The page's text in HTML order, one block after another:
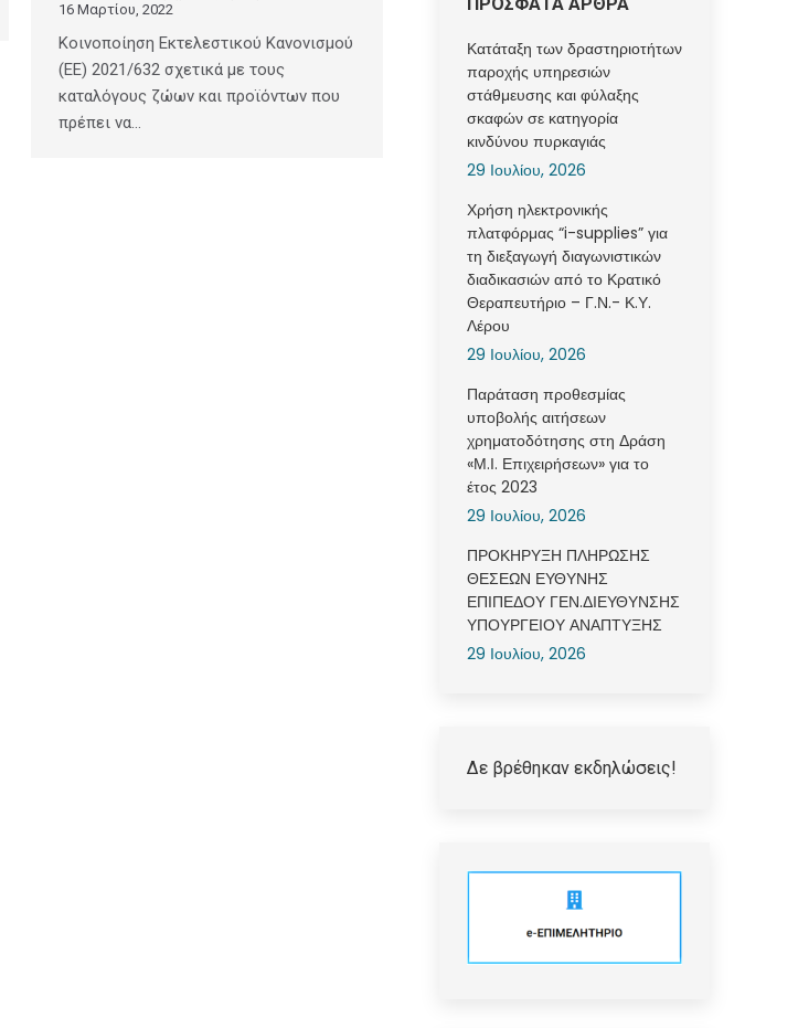
16 Μαρτίου, 2022
Κοινοποίηση Εκτελεστικού Κανονισμού
(ΕΕ) 2021/632 σχετικά με τους
καταλόγους ζώων και προϊόντων που
πρέπει να…
Κατάταξη των δραστηριοτήτων
παροχής υπηρεσιών
στάθμευσης και φύλαξης
σκαφών σε κατηγορία
κινδύνου πυρκαγιάς
29 Ιουλίου, 2026
Χρήση ηλεκτρονικής
πλατφόρμας “i-supplies” για
τη διεξαγωγή διαγωνιστικών
διαδικασιών από το Κρατικό
Θεραπευτήριο – Γ.Ν.- Κ.Υ.
Λέρου
29 Ιουλίου, 2026
Παράταση προθεσμίας
υποβολής αιτήσεων
χρηματοδότησης στη Δράση
«Μ.Ι. Επιχειρήσεων» για το
έτος 2023
29 Ιουλίου, 2026
ΠΡΟΚΗΡΥΞΗ ΠΛΗΡΩΣΗΣ
ΘΕΣΕΩΝ ΕΥΘΥΝΗΣ
ΕΠΙΠΕΔΟΥ ΓΕΝ.ΔΙΕΥΘΥΝΣΗΣ
ΥΠΟΥΡΓΕΙΟΥ ΑΝΑΠΤΥΞΗΣ
29 Ιουλίου, 2026
Δε βρέθηκαν εκδηλώσεις!